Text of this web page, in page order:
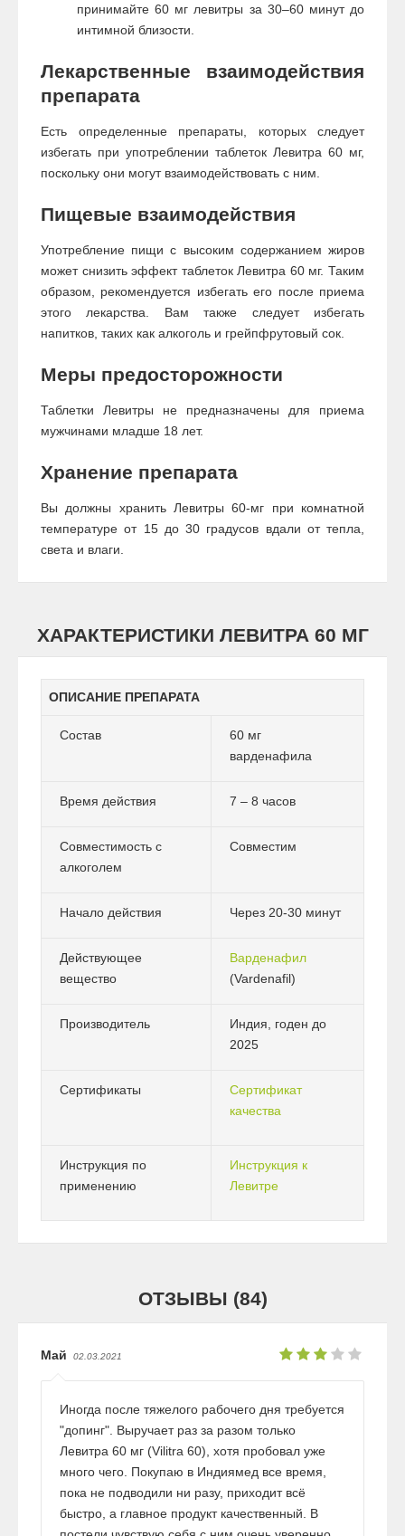
принимайте 60 мг левитры за 30–60 минут до
интимной близости.
Лекарственные взаимодействия
препарата
Есть определенные препараты, которых следует
избегать при употреблении таблеток Левитра 60 мг,
поскольку они могут взаимодействовать с ним.
Пищевые взаимодействия
Употребление пищи с высоким содержанием жиров
может снизить эффект таблеток Левитра 60 мг. Таким
образом, рекомендуется избегать его после приема
этого лекарства. Вам также следует избегать
напитков, таких как алкоголь и грейпфрутовый сок.
Меры предосторожности
Таблетки Левитры не предназначены для приема
мужчинами младше 18 лет.
Хранение препарата
Вы должны хранить Левитры 60-мг при комнатной
температуре от 15 до 30 градусов вдали от тепла,
света и влаги.
ХАРАКТЕРИСТИКИ ЛЕВИТРА 60 МГ
ОПИСАНИЕ ПРЕПАРАТА
Состав
60 мг
варденафила
Время действия 7 – 8 часов
Совместимость с
алкоголем
Совместим
Начало действия Через 20-30 минут
Действующее
вещество
Варденафил
(Vardenafil)
Производитель
Индия, годен до
2025
Сертификаты
Сертификат
качества
Инструкция по
применению
Инструкция к
Левитре
ОТЗЫВЫ (84)
Май 02.03.2021
Иногда после тяжелого рабочего дня требуется
"допинг". Выручает раз за разом только
Левитра 60 мг (Vilitra 60), хотя пробовал уже
много чего. Покупаю в Индиямед все время,
пока не подводили ни разу, приходит всё
быстро, а главное продукт качественный. В